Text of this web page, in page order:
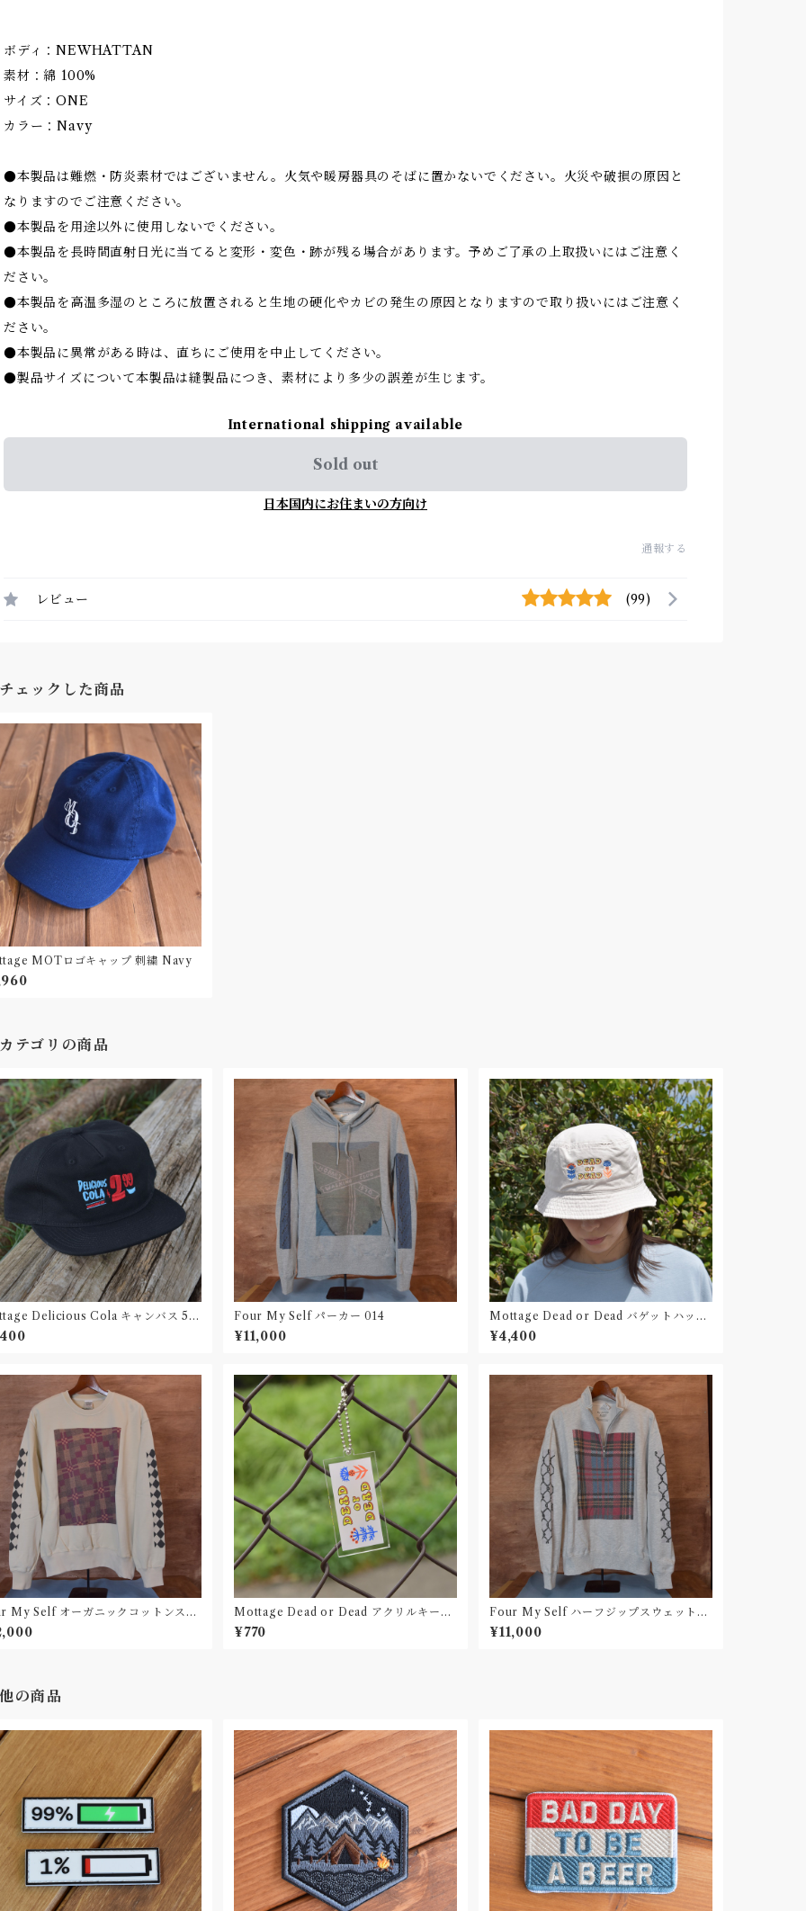
ボディ：NEWHATTAN
素材：綿 100%
サイズ：ONE
カラー：Navy
●本製品は難燃・防炎素材ではございません。火気や暖房器具のそばに置かないでください。火災や破損の原因と
なりますのでご注意ください。
●本製品を用途以外に使用しないでください。
●本製品を長時間直射日光に当てると変形・変色・跡が残る場合があります。予めご了承の上取扱いにはご注意く
ださい。
●本製品を高温多湿のところに放置されると生地の硬化やカビの発生の原因となりますので取り扱いにはご注意く
ださい。
●本製品に異常がある時は、直ちにご使用を中止してください。
●製品サイズについて本製品は縫製品につき、素材により多少の誤差が生じます。
International shipping available
Sold out
日本国内にお住まいの方向け
通報する
レビュー (99)
ェックした商品
MOTロゴキャップ 刺繍 Navy
テゴリの商品
Delicious Cola キャンバス 5パ
ャップ
Four My Self パーカー 014
¥11,000
Mottage Dead or Dead バゲットハッ
ト 刺繍
¥4,400
My Self オーガニックコットンスウ
013
Mottage Dead or Dead アクリルキーホ
ルダー
¥770
Four My Self ハーフジップスウェット01
2
¥11,000
の商品